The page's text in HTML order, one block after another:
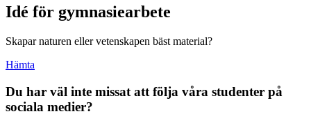
Idé för gymnasiearbete
Skapar naturen eller vetenskapen bäst material?
Hämta
Du har väl inte missat att följa våra studenter på
sociala medier?